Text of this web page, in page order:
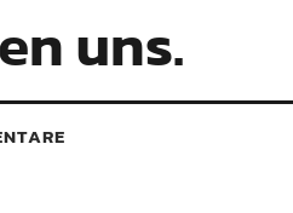
uns.